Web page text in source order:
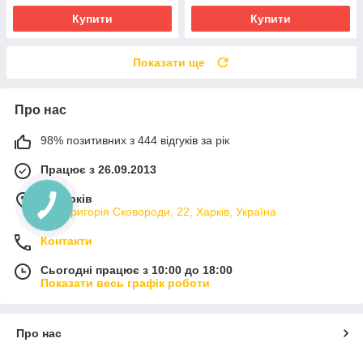
Купити Купити
Показати ще
Про нас
98% позитивних з 444 відгуків за рік
Працює з 26.09.2013
м. Харків
вул. Григорія Сковороди, 22, Харків, Україна
Контакти
Сьогодні працює з 10:00 до 18:00
Показати весь графік роботи
Про нас